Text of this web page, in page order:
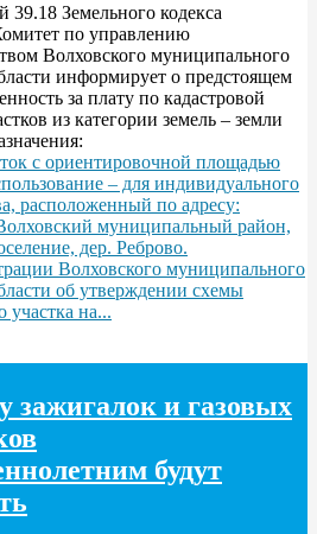
39.18 Земельного кодекса
по управлению
Волховского муниципального
информирует о предстоящем
за плату по кадастровой
из категории земель – земли
с ориентировочной площадью
– для индивидуального
расположенный по адресу:
муниципальный район,
дер. Реброво.
Волховского муниципального
об утверждении схемы
участка на...
зажигалок и газовых
будут